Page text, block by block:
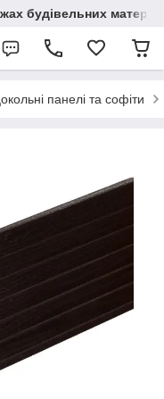
будівельних
панелі та софіти